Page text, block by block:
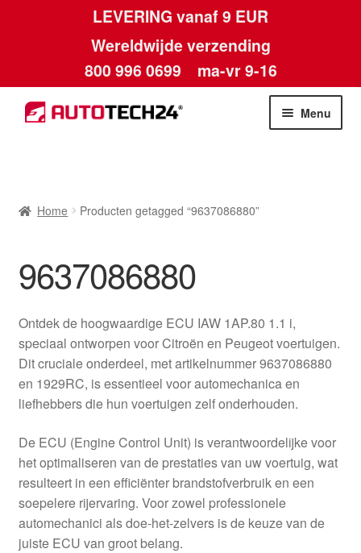
LEVERING vanaf 9 EUR
Wereldwijde verzending
800 996 0699 ma-vr 9-16
Ga
door
Ga
naar
Menu
Betalingen
Contact
Kassa
Klachten
Klachtenprocedure
Levering
Mijn account
Home Producten getagged “9637086880”
9637086880
Ontdek de hoogwaardige ECU IAW 1AP.80 1.1 i,
speciaal ontworpen voor Citroën en Peugeot voertuigen.
Dit cruciale onderdeel, met artikelnummer 9637086880
en 1929RC, is essentieel voor automechanica en
liefhebbers die hun voertuigen zelf onderhouden.
De ECU (Engine Control Unit) is verantwoordelijke voor
het optimaliseren van de prestaties van uw voertuig, wat
resulteert in een efficiënter brandstofverbruik en een
soepelere rijervaring. Voor zowel professionele
automechanici als doe-het-zelvers is de keuze van de
juiste ECU van groot belang.